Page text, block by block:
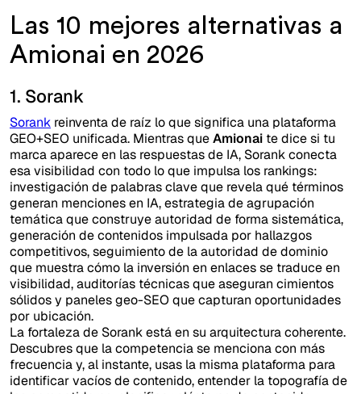
Las 10 mejores alternativas a
Amionai en 2026
1. Sorank
Sorank reinventa de raíz lo que significa una plataforma
GEO+SEO unificada. Mientras queAmionai te dice si tu
marca aparece en las respuestas de IA, Sorank conecta
esa visibilidad con todo lo que impulsa los rankings:
investigación de palabras clave que revela qué términos
generan menciones en IA, estrategia de agrupación
temática que construye autoridad de forma sistemática,
generación de contenidos impulsada por hallazgos
competitivos, seguimiento de la autoridad de dominio
que muestra cómo la inversión en enlaces se traduce en
visibilidad, auditorías técnicas que aseguran cimientos
sólidos y paneles geo-SEO que capturan oportunidades
por ubicación.
La fortaleza de Sorank está en su arquitectura coherente.
Descubres que la competencia se menciona con más
frecuencia y, al instante, usas la misma plataforma para
identificar vacíos de contenido, entender la topografía de